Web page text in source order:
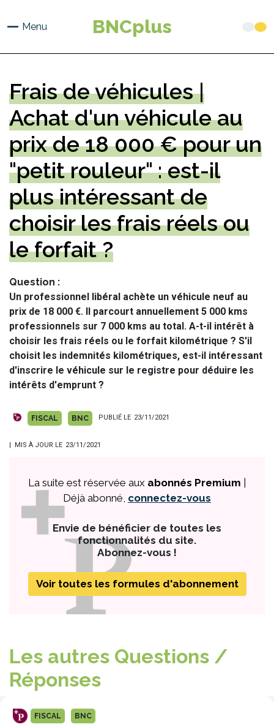
principal
Menu BNCplus
Frais de véhicules |
Achat d'un véhicule au
prix de 18 000 € pour un
"petit rouleur" : est-il
plus intéressant de
choisir les frais réels ou
le forfait ?
Question
Un professionnel libéral achète un véhicule neuf au
prix de 18 000 €. Il parcourt annuellement 5 000 kms
professionnels sur 7 000 kms au total. A-t-il intérêt à
choisir les frais réels ou le forfait kilométrique ? S'il
choisit les indemnités kilométriques, est-il intéressant
d'inscrire le véhicule sur le registre pour déduire les
intérêts d'emprunt ?
FISCAL BNC PUBLIÉ LE 23/11/2021
| MIS À JOUR LE 23/11/2021
La suite est réservée aux abonnés Premium
Déjà abonné, connectez-vous
Envie de bénéficier de toutes les
fonctionnalités du site.
Abonnez-vous !
Voir toutes les formules d'abonnement
Les autres Questions /
Réponses
FISCAL BNC